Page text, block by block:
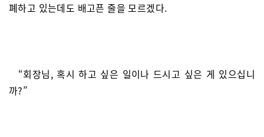
폐하고 있는데도 배고픈 줄을 모르겠다.
“회장님, 혹시 하고 싶은 일이나 드시고 싶은 게 있으십니
까?”